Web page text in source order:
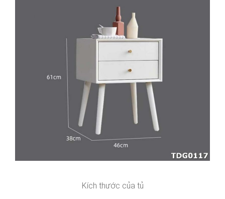
Kích thước của tủ